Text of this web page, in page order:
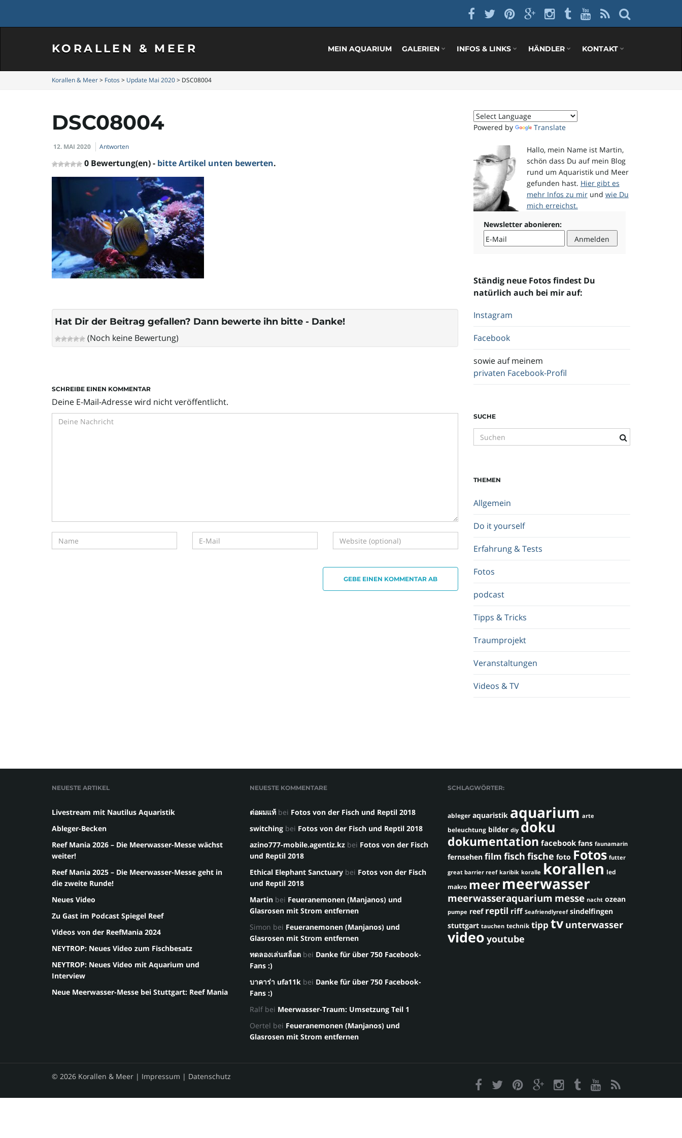
KORALLEN & MEER MEIN AQUARIUM GALERIEN INFOS & LINKS HÄNDLER KONTAKT
Korallen & Meer> Fotos > Update Mai 2020> DSC08004
DSC08004
12. MAI 2020 Antworten
0 Bewertung(en) - bitte Artikel unten bewerten.
Hat Dir der Beitrag gefallen? Dann bewerte ihn bitte - Danke!
(Noch keine Bewertung)
SCHREIBE EINEN KOMMENTAR
Deine E-Mail-Adresse wird nicht veröffentlicht.
GEBE EINEN KOMMENTAR AB
Powered by Translate
Hallo, mein Name ist Martin,
schön dass Du auf mein Blog
rund um Aquaristik und Meer
gefunden hast. Hier gibt es
mehr Infos zu mirund wie Du
mich erreichst.
Newsletter abonieren:
Ständig neue Fotos findest Du
natürlich auch bei mir auf:
Instagram
Facebook
sowie auf meinem
privaten Facebook-Profil
SUCHE
u
b
g
i
f
.
.
.
THEMEN
Allgemein
Do it yourself
Erfahrung & Tests
Fotos
podcast
Tipps & Tricks
Traumprojekt
Veranstaltungen
Videos & TV
NEUESTE ARTIKEL
Livestream mit Nautilus Aquaristik
Ableger-Becken
Reef Mania 2026 – Die Meerwasser-Messe wächst
weiter!
Reef Mania 2025 – Die Meerwasser-Messe geht in
die zweite Runde!
Neues Video
Zu Gast im Podcast Spiegel Reef
Videos von der ReefMania 2024
NEYTROP: Neues Video zum Fischbesatz
NEYTROP: Neues Video mit Aquarium und
Interview
Neue Meerwasser-Messe bei Stuttgart: Reef Mania
NEUESTE KOMMENTARE
ต่อผมแท้ bei Fotos von der Fisch und Reptil 2018
switching bei Fotos von der Fisch und Reptil 2018
azino777-mobile.agentiz.kz bei Fotos von der Fisch
und Reptil 2018
Ethical Elephant Sanctuary bei Fotos von der Fisch
und Reptil 2018
Martin bei Feueranemonen (Manjanos) und
Glasrosen mit Strom entfernen
Simon bei Feueranemonen (Manjanos) und
Glasrosen mit Strom entfernen
ทดลองเล่นสล็อต bei Danke für über 750 Facebook-
Fans :)
บาคาร่า ufa11k bei Danke für über 750 Facebook-
Fans :)
Ralf bei Meerwasser-Traum: Umsetzung Teil 1
Oertel bei Feueranemonen (Manjanos) und
Glasrosen mit Strom entfernen
SCHLAGWÖRTER:
ableger aquaristik aquarium arte
beleuchtung bilder diy doku
dokumentation facebook fans faunamarin
fernsehen film fisch fische foto Fotos futter
great barrier reef karibik koralle korallen led
makro meermeerwasser
meerwasseraquarium messe nacht ozean
pumpe reef reptil riff Seafriendlyreef sindelfingen
stuttgart tauchen technik tipp tv unterwasser
video youtube
© 2026 Korallen & Meer | Impressum | Datenschutz